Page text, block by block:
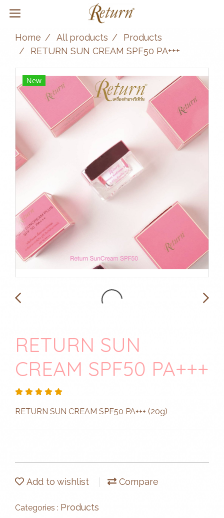
Home All products
Products
RETURN SUN CREAM SPF50 PA+++
New
RETURN SUN
CREAM SPF50 PA+++
RETURN SUN CREAM SPF50 PA+++ (20g)
Add to wishlist Compare
Categories : Products